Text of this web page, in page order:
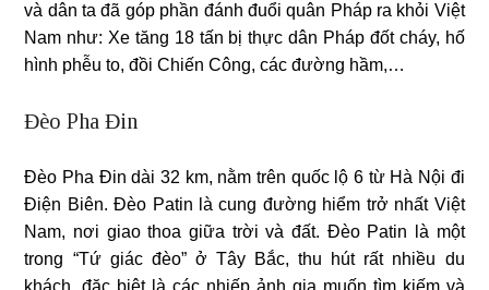
và dân ta đã góp phần đánh đuổi quân Pháp ra khỏi Việt
Nam như: Xe tăng 18 tấn bị thực dân Pháp đốt cháy, hố
hình phễu to, đồi Chiến Công, các đường hầm,…
Đèo Pha Đin
Đèo Pha Đin dài 32 km, nằm trên quốc lộ 6 từ Hà Nội đi
Điện Biên. Đèo Patin là cung đường hiểm trở nhất Việt
Nam, nơi giao thoa giữa trời và đất. Đèo Patin là một
trong “Tứ giác đèo” ở Tây Bắc, thu hút rất nhiều du